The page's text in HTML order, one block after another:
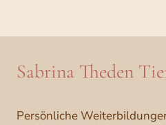
Sabrina Theden
Persönliche